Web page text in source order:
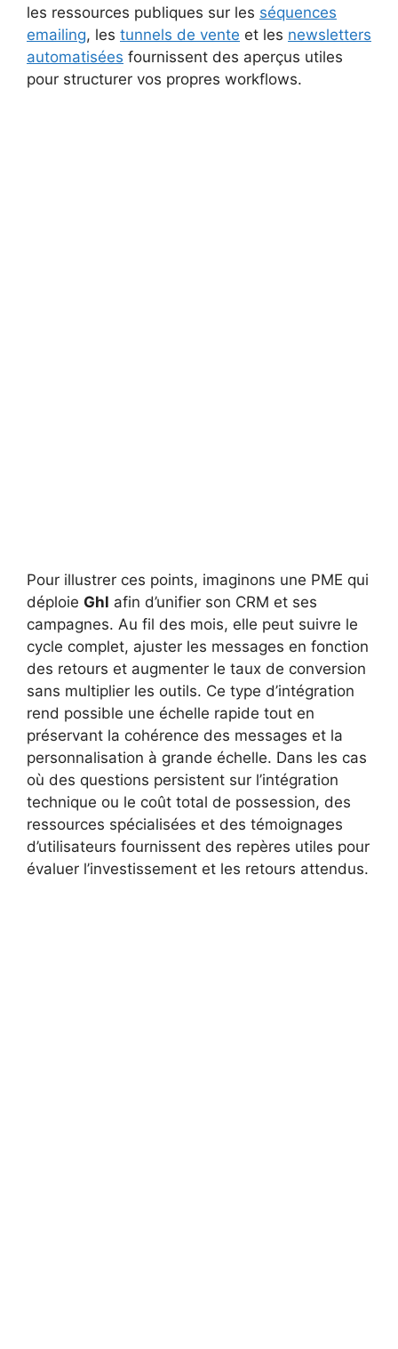
les ressources publiques sur les séquences
emailing, les tunnels de vente et les newsletters
automatisées fournissent des aperçus utiles
pour structurer vos propres workflows.
Pour illustrer ces points, imaginons une PME qui
déploie Ghl afin d’unifier son CRM et ses
campagnes. Au fil des mois, elle peut suivre le
cycle complet, ajuster les messages en fonction
des retours et augmenter le taux de conversion
sans multiplier les outils. Ce type d’intégration
rend possible une échelle rapide tout en
préservant la cohérence des messages et la
personnalisation à grande échelle. Dans les cas
où des questions persistent sur l’intégration
technique ou le coût total de possession, des
ressources spécialisées et des témoignages
d’utilisateurs fournissent des repères utiles pour
évaluer l’investissement et les retours attendus.